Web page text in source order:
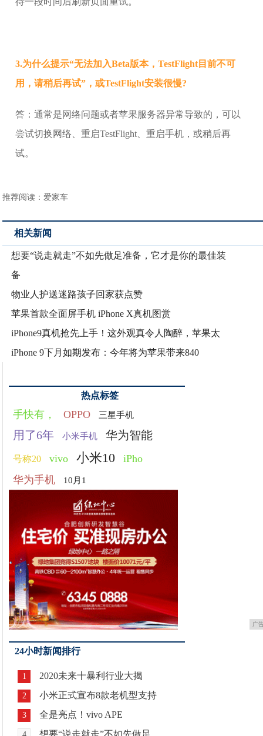
3.为什么提示“无法加入Beta版本，TestFlight目前不可
用，请稍后再试”，或TestFlight安装很慢?
答：通常是网络问题或者苹果服务器异常导致的，可以
尝试切换网络、重启TestFlight、重启手机，或稍后再
试。
推荐阅读：爱家车
相关新闻
想要“说走就走”不如先做足准备，它才是你的最佳装
备
物业人护送迷路孩子回家获点赞
苹果首款全面屏手机 iPhone X真机图赏
iPhone9真机抢先上手！这外观真令人陶醉，苹果太
iPhone 9下月如期发布：今年将为苹果带来840
热点标签
手快有， OPPO 三星手机
用了6年 小米手机 华为智能
号称20 vivo 小米10
iPho
华为手机
10月1
广
24小时新闻排行
1 2020未来十暴利行业大揭
2 小米正式宣布8款老机型支持
3 全是亮点！vivo APE
想要“说走就走”不如先做足